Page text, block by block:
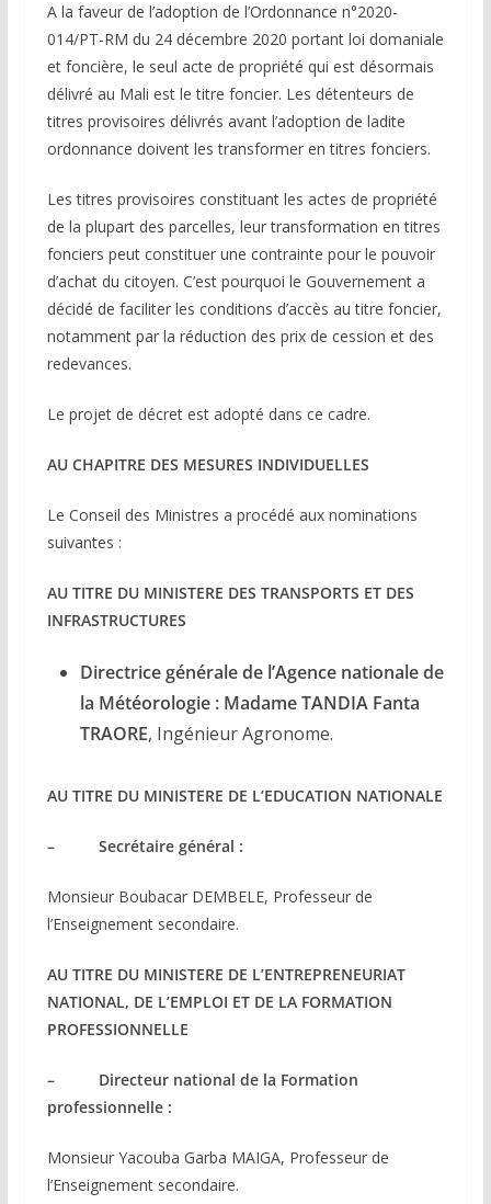
A la faveur de l’adoption de l’Ordonnance n°2020-
014/PT-RM du 24 décembre 2020 portant loi domaniale
et foncière, le seul acte de propriété qui est désormais
délivré au Mali est le titre foncier. Les détenteurs de
titres provisoires délivrés avant l’adoption de ladite
ordonnance doivent les transformer en titres fonciers.
Les titres provisoires constituant les actes de propriété
de la plupart des parcelles, leur transformation en titres
fonciers peut constituer une contrainte pour le pouvoir
d’achat du citoyen. C’est pourquoi le Gouvernement a
décidé de faciliter les conditions d’accès au titre foncier,
notamment par la réduction des prix de cession et des
redevances.
Le projet de décret est adopté dans ce cadre.
AU CHAPITRE DES MESURES INDIVIDUELLES
Le Conseil des Ministres a procédé aux nominations
suivantes :
AU TITRE DU MINISTERE DES TRANSPORTS ET DES
INFRASTRUCTURES
Directrice générale de l’Agence nationale de
la Météorologie : Madame TANDIA Fanta
TRAORE, Ingénieur Agronome.
AU TITRE DU MINISTERE DE L’EDUCATION NATIONALE
– Secrétaire général :
Monsieur Boubacar DEMBELE, Professeur de
l’Enseignement secondaire.
AU TITRE DU MINISTERE DE L’ENTREPRENEURIAT
NATIONAL, DE L’EMPLOI ET DE LA FORMATION
PROFESSIONNELLE
– Directeur national de la Formation
professionnelle :
Monsieur Yacouba Garba MAIGA, Professeur de
l’Enseignement secondaire.